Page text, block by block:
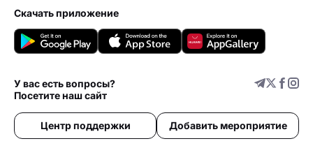
скачать приложение
У вас есть вопросы?
Посетите наш сайт
Центр поддержки Добавить мероприятие